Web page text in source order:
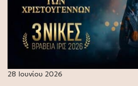
28 Ιουνίου 2026